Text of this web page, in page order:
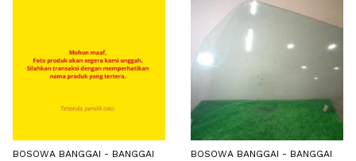
BOSOWA BANGGAI - BANGGAI BOSOWA BANGGAI - BANGGAI